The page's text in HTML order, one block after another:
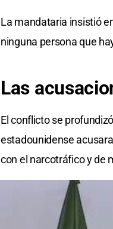
La mandataria insistió
ninguna persona que
Las
El conflicto se
estadounidense
con el narcotráfico y de